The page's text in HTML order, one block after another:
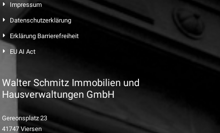
Impressum
Datenschutzerklärung
Erklärung Barrierefreiheit
EU AI Act
Walter Schmitz Immobilien und
Hausverwaltungen GmbH
Gereonsplatz 23
41747 Viersen